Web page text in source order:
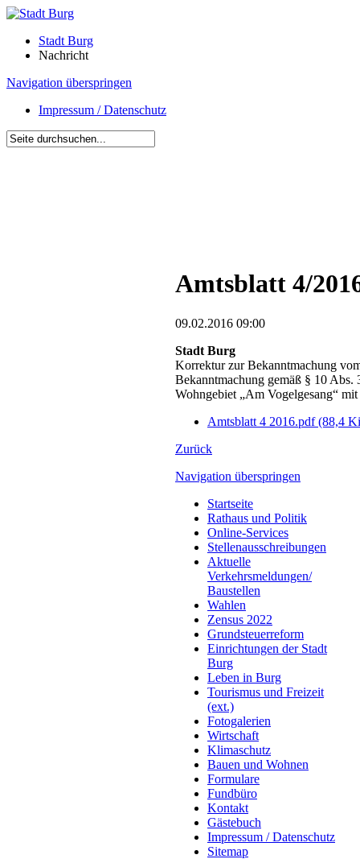
Stadt Burg
Nachricht
Navigation überspringen
Impressum / Datenschutz
Amtsblatt 4/
09.02.2016 09:00
Stadt Burg
Korrektur zur Bekanntmachung
Bekanntmachung gemäß § 10
Wohngebiet „Am Vogelgesang“
Amtsblatt 4 2016.pdf(88,4
Zurück
Navigation überspringen
Startseite
Rathaus und Politik
Online-Services
Stellenausschreibungen
Aktuelle
Verkehrsmeldungen/
Baustellen
Wahlen
Zensus 2022
Grundsteuerreform
Einrichtungen der Stadt
Burg
Leben in Burg
Tourismus und Freizeit
(ext.)
Fotogalerien
Wirtschaft
Klimaschutz
Bauen und Wohnen
Formulare
Fundbüro
Kontakt
Gästebuch
Impressum / Datenschutz
Sitemap